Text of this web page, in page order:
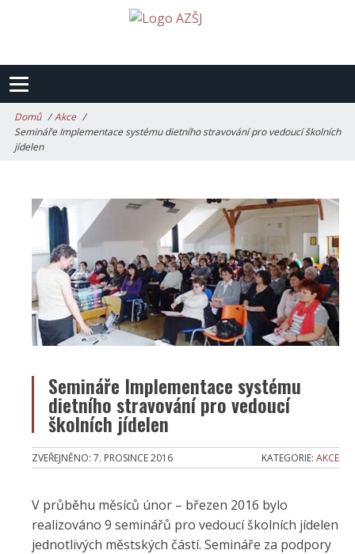
Domů
Akce
Semináře Implementace systému dietního stravování pro vedoucí školních
jídelen
Semináře Implementace systému
dietního stravování pro vedoucí
školních jídelen
ZVEŘEJNĚNO: 7. PROSINCE 2016 KATEGORIE: AKCE
V průběhu měsíců únor – březen 2016 bylo
realizováno 9 seminářů pro vedoucí školních jídelen
jednotlivých městských částí. Semináře za podpory